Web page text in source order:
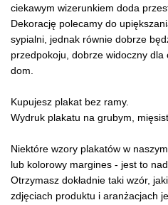
ciekawym wizerunkiem doda
Dekorację polecamy do
sypialni, jednak równie dobrze
przedpokoju, dobrze widoczny
dom.
Kupujesz plakat bez ramy.
Wydruk plakatu na grubym,
Niektóre wzory plakatów w
lub kolorowy margines - jest to
Otrzymasz dokładnie taki wzór,
zdjęciach produktu i aranżacjach